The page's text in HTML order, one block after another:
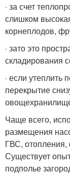
· за счет
слишком
корнеплодов,
· зато это
складирования
· если утеплить
перекрытие
Чаще всего,
размещения
ГВС, отопления,
Существует
подполье